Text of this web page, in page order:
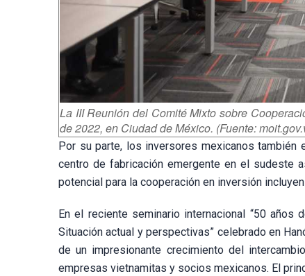
La III Reunión del Comité Mixto sobre
de 2022, en Ciudad de México. (Fuente:
Por su parte, los inversores mexicanos también
centro de fabricación emergente en el sudeste
potencial para la cooperación en inversión
En el reciente seminario internacional “50
Situación actual y perspectivas” celebrado en
de un impresionante crecimiento del
empresas vietnamitas y socios mexicanos. El